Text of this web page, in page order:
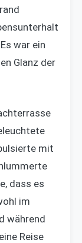
war ein
Glanz der
mit
dass es
im
während
Reise